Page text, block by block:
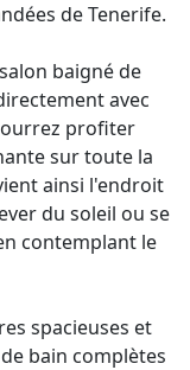
de Tenerife.
baigné de
avec
profiter
sur toute la
ainsi l'endroit
du soleil ou se
contemplant le
spacieuses et
bain complètes